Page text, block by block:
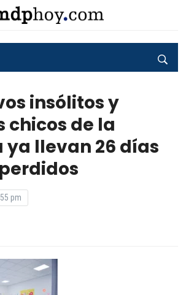
insólitos y
chicos de la
ya llevan 26 días
pm